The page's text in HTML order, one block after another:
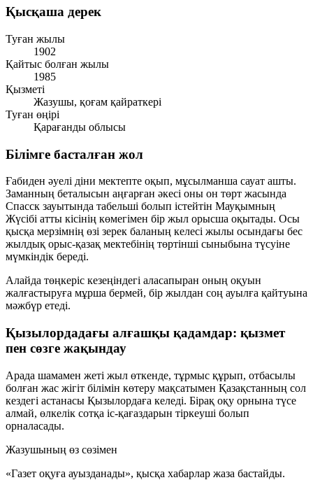
Қысқаша дерек
Туған жылы
1902
Қайтыс болған жылы
1985
Қызметі
Жазушы, қоғам қайраткері
Туған өңірі
Қарағанды облысы
Білімге басталған жол
Ғабиден әуелі діни мектепте оқып, мұсылманша сауат ашты.
Заманның беталысын аңғарған әкесі оны он төрт жасында
Спасск зауытында табельші болып істейтін Мауқымның
Жүсібі атты кісінің көмегімен бір жыл орысша оқытады. Осы
қысқа мерзімнің өзі зерек баланың келесі жылы осындағы бес
жылдық орыс-қазақ мектебінің төртінші сыныбына түсуіне
мүмкіндік береді.
Алайда төңкеріс кезеңіндегі аласапыран оның оқуын
жалғастыруға мұрша бермей, бір жылдан соң ауылға қайтуына
мәжбүр етеді.
Қызылордадағы алғашқы қадамдар: қызмет
пен сөзге жақындау
Арада шамамен жеті жыл өткенде, тұрмыс құрып, отбасылы
болған жас жігіт білімін көтеру мақсатымен Қазақстанның сол
кездегі астанасы Қызылордаға келеді. Бірақ оқу орнына түсе
алмай, өлкелік сотқа іс-қағаздарын тіркеуші болып
орналасады.
Жазушының өз сөзімен
«Газет оқуға ауызданады», қысқа хабарлар жаза бастайды.